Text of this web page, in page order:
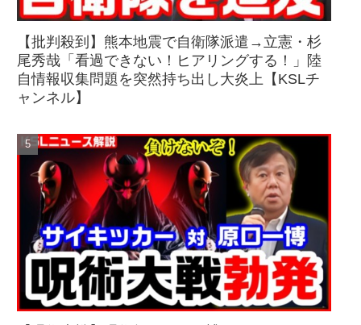
【批判殺到】熊本地震で自衛隊派遣→立憲・杉
尾秀哉「看過できない！ヒアリングする！」陸
自情報収集問題を突然持ち出し大炎上【KSLチ
ャンネル】